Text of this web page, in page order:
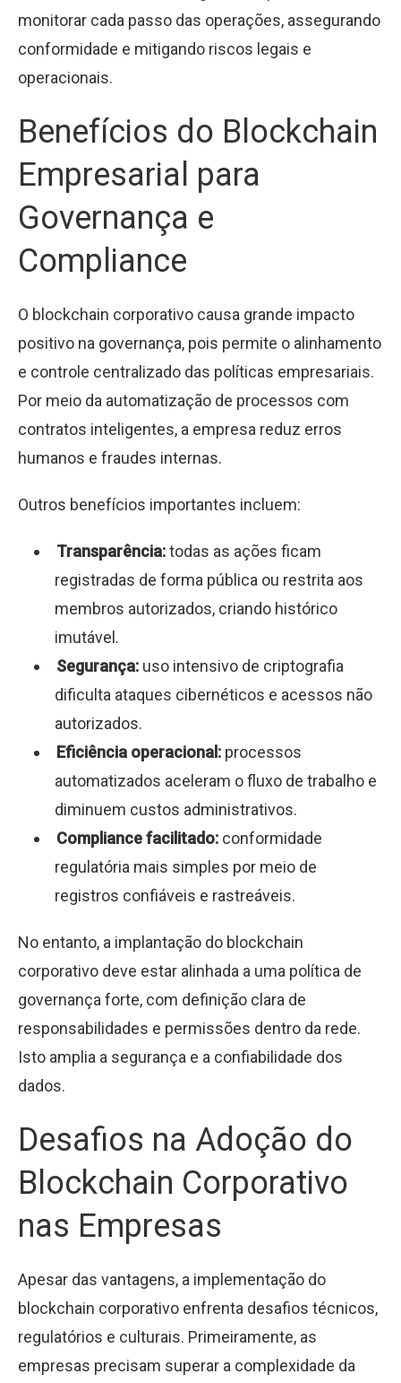
monitorar cada passo das operações, assegurando
conformidade e mitigando riscos legais e
operacionais.
Benefícios do Blockchain
Empresarial para
Governança e
Compliance
O blockchain corporativo causa grande impacto
positivo na governança, pois permite o alinhamento
e controle centralizado das políticas empresariais.
Por meio da automatização de processos com
contratos inteligentes, a empresa reduz erros
humanos e fraudes internas.
Outros benefícios importantes incluem:
Transparência:todas as ações ficam
registradas de forma pública ou restrita aos
membros autorizados, criando histórico
imutável.
Segurança: uso intensivo de criptografia
dificulta ataques cibernéticos e acessos não
autorizados.
Eficiência operacional: processos
automatizados aceleram o fluxo de trabalho e
diminuem custos administrativos.
Compliance facilitado: conformidade
regulatória mais simples por meio de
registros confiáveis e rastreáveis.
No entanto, a implantação do blockchain
corporativo deve estar alinhada a uma política de
governança forte, com definição clara de
responsabilidades e permissões dentro da rede.
Isto amplia a segurança e a confiabilidade dos
dados.
Desafios na Adoção do
Blockchain Corporativo
nas Empresas
Apesar das vantagens, a implementação do
blockchain corporativo enfrenta desafios técnicos,
regulatórios e culturais. Primeiramente, as
empresas precisam superar a complexidade da